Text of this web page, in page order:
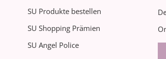
SU Produkte bestellen
SU Shopping Prämien
SU Angel Police